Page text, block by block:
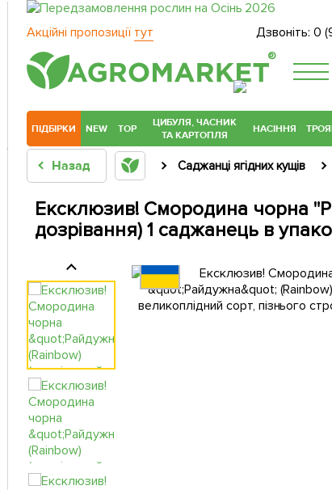
Акційні пропозиції тут Дзвоніть: 0
®
ПІДБІРКИ NEW TOP
ЦИБУЛЯ, ЧАСНИК
ТА КАРТОПЛЯ
НАСІННЯ
Назад Саджанці ягідних кущів
Ексклюзив! Смородина чорна
дозрівання) 1 саджанець в